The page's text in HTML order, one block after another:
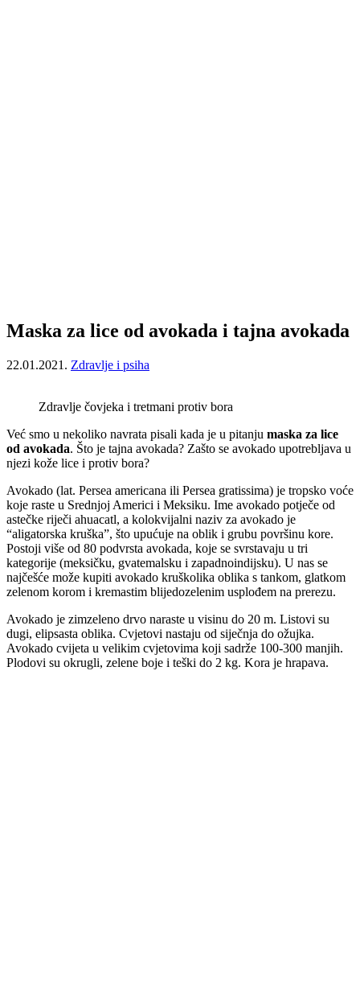
Maska za lice od avokada i tajna avokada
22.01.2021. Zdravlje i psiha
Zdravlje čovjeka i tretmani protiv bora
Već smo u nekoliko navrata pisali kada je u pitanju maska za lice
od avokada. Što je tajna avokada? Zašto se avokado upotrebljava u
njezi kože lice i protiv bora?
Avokado (lat. Persea americana ili Persea gratissima) je tropsko voće
koje raste u Srednjoj Americi i Meksiku. Ime avokado potječe od
astečke riječi ahuacatl, a kolokvijalni naziv za avokado je
“aligatorska kruška”, što upućuje na oblik i grubu površinu kore.
Postoji više od 80 podvrsta avokada, koje se svrstavaju u tri
kategorije (meksičku, gvatemalsku i zapadnoindijsku). U nas se
najčešće može kupiti avokado kruškolika oblika s tankom, glatkom
zelenom korom i kremastim blijedozelenim usplođem na prerezu.
Avokado je zimzeleno drvo naraste u visinu do 20 m. Listovi su
dugi, elipsasta oblika. Cvjetovi nastaju od siječnja do ožujka.
Avokado cvijeta u velikim cvjetovima koji sadrže 100-300 manjih.
Plodovi su okrugli, zelene boje i teški do 2 kg. Kora je hrapava.